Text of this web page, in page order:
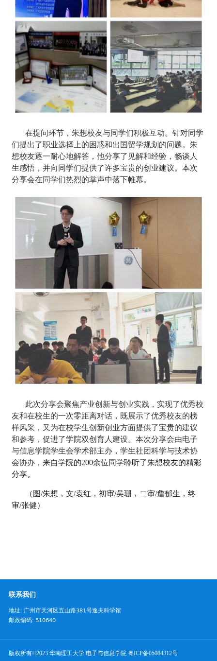
在提问环节，朱想校友与同学们积极互动。针对同学
们提出了职业选择上的困惑和出国留学规划的问题。朱
想校友逐一耐心地解答，他分享了见解和经验，畅谈人
生感悟，并向同学们提供了许多宝贵的创业建议。本次
分享会在同学们热烈的掌声中落下帷幕。
此次分享会聚焦产业创新与创业实践，实现了优秀校
友和在校生的一次零距离对话，既展示了优秀校友的榜
样风采，又为在校学生创新创业方面提供了宝贵的建议
和参考，促进了学院双创育人建设。本次分享会由电子
与信息学院学生会学术部主办，学生社团科学与技术协
会协办，来自学院的200余位同学聆听了朱想校友的精彩
分享。
（图/朱想，文/袁红，初审/吴珊，二审/詹郁生，终
审/张健）
联系我们
地址: 广州市天河区五山路381号逸夫科学馆
邮政编码: 510640
版权所有©2023 华南理工大学 电子与信息学院 粤ICP备05084312号